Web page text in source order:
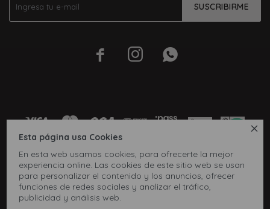

Esta página usa Cookies
En esta web usamos cookies, para ofrecerte la mejor
experiencia online. Las cookies de este sitio web se usan
para personalizar el contenido y los anuncios, ofrecer
funciones de redes sociales y analizar el tráfico,
publicidad y análisis web.
SUSCRIBIRME
  